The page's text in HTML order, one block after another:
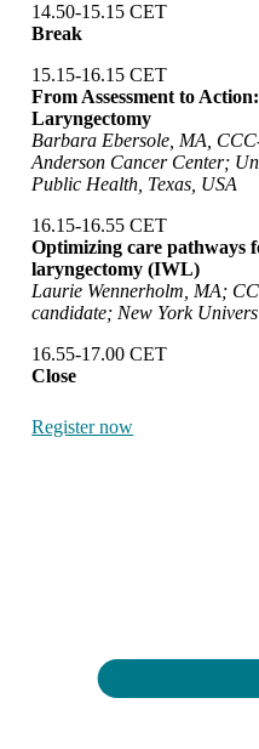
14.50-15.15 CET
Break
15.15-16.15 CET
From Assessment to
Laryngectomy
Barbara Ebersole, MA,
Anderson Cancer Center;
Public Health, Texas, USA
16.15-16.55 CET
Optimizing care pathways
laryngectomy (IWL)
Laurie Wennerholm, MA;
candidate; New York
16.55-17.00 CET
Close
Register now